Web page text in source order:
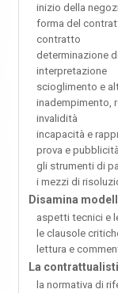
inizio della
forma del
contratto
determinazione
interpretazione
scioglimento e
inadempimento,
invalidità
incapacità e
prova e
gli strumenti di
i mezzi di
Disamina
aspetti tecnici e
le clausole
lettura e
La
la normativa di